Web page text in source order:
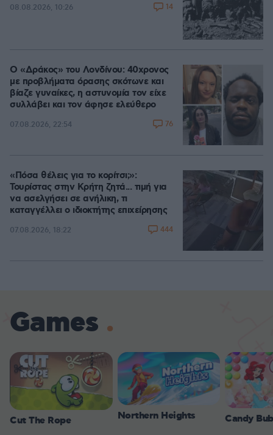
08.08.2026, 10:26 14
Ο «Δράκος» του Λονδίνου: 40χρονος
με προβλήματα όρασης σκότωνε και
βίαζε γυναίκες, η αστυνομία τον είχε
συλλάβει και τον άφησε ελεύθερο
07.08.2026, 22:54 76
«Πόσα θέλεις για το κορίτσι;»:
Τουρίστας στην Κρήτη ζητά... τιμή για
να ασελγήσει σε ανήλικη, τι
καταγγέλλει ο ιδιοκτήτης επιχείρησης
07.08.2026, 18:22 444
Games
Cut The Rope Northern Heights Candy